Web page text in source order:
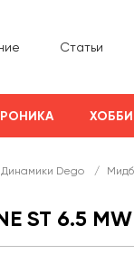
Статьи
Динамики Dego /
ST 6.5 MW